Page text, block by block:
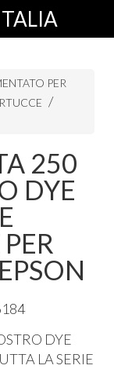
PER
250
DYE
DYE
LASERIE